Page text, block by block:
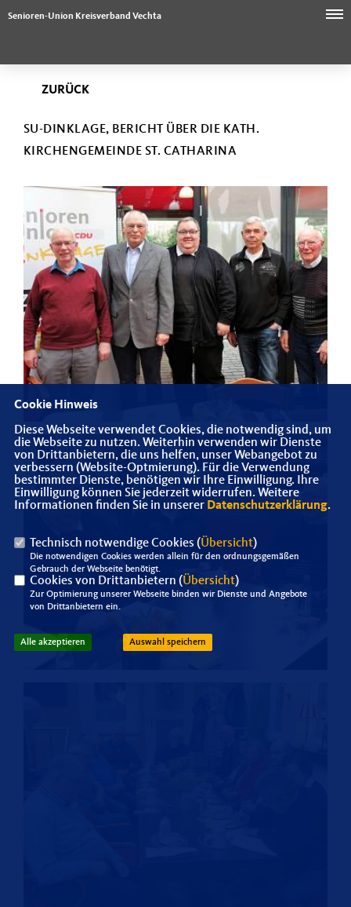
Senioren-Union Kreisverband Vechta
ZURÜCK
SU-DINKLAGE, BERICHT ÜBER DIE KATH.
KIRCHENGEMEINDE ST. CATHARINA
Cookie Hinweis
Diese Webseite verwendet Cookies, die notwendig sind, um
die Webseite zu nutzen. Weiterhin verwenden wir Dienste
von Drittanbietern, die uns helfen, unser Webangebot zu
verbessern (Website-Optmierung). Für die Verwendung
bestimmter Dienste, benötigen wir Ihre Einwilligung. Ihre
Einwilligung können Sie jederzeit widerrufen. Weitere
Informationen finden Sie in unserer Datenschutzerklärung.
Technisch notwendige Cookies (Übersicht)
Die notwendigen Cookies werden allein für den ordnungsgemäßen
Gebrauch der Webseite benötigt.
Cookies von Drittanbietern (Übersicht)
Zur Optimierung unserer Webseite binden wir Dienste und Angebote
von Drittanbietern ein.
Alle akzeptieren Auswahl speichern